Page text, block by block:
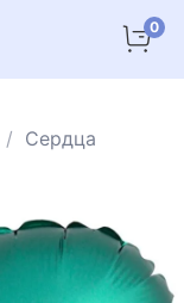
0
Сердца